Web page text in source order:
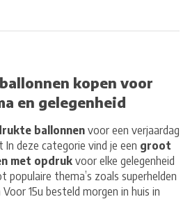
kopen voor
en gelegenheid
ballonnen voor een verjaardag
deze categorie vind je een groot
met opdruk voor elke gelegenheid
thema’s zoals superhelden
15u besteld morgen in huis in